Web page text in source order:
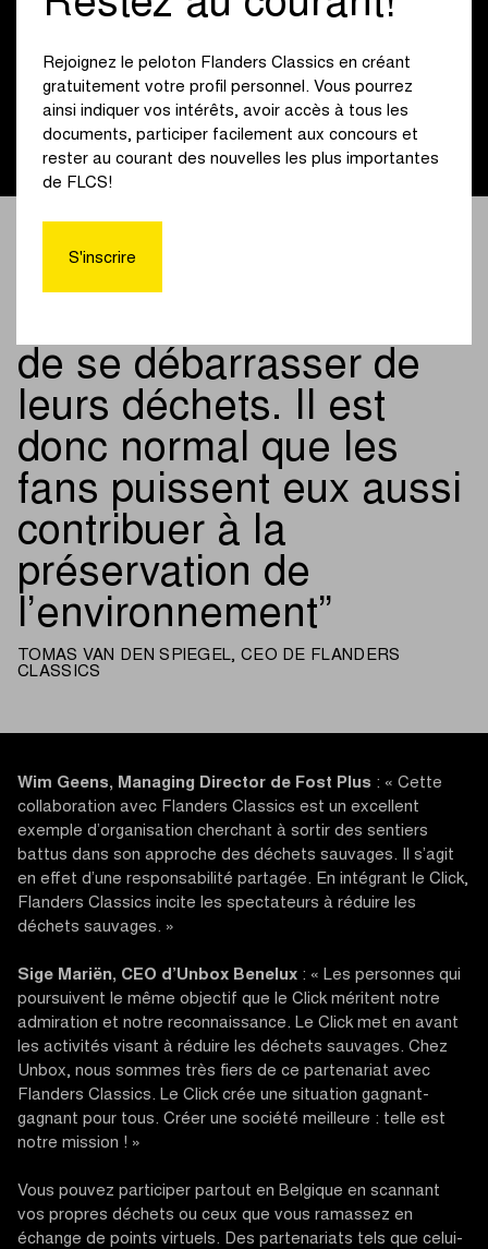
Maillot signé du gagnant / de la gagnante du Tour des
10 t-shirts Vive le Vélo x Flanders Classics
Deux tickets pour le Flanders Gravel Koppenberg
Pour les coureurs et
coureuses, il existe des
de se débarrasser de
leurs déchets. Il est
donc normal que les
fans puissent eux aussi
contribuer à la
préservation de
l’environnement
TOMAS VAN DEN SPIEGEL, CEO DE FLANDERS
CLASSICS
Wim Geens, Managing Director de Fost Plus : « Cette
collaboration avec Flanders Classics est un excellent
exemple d’organisation cherchant à sortir des sentiers
battus dans son approche des déchets sauvages. Il s’agit
en effet d’une responsabilité partagée. En intégrant le Click,
Flanders Classics incite les spectateurs à réduire les
déchets sauvages. »
Sige Mariën, CEO d’Unbox Benelux : « Les personnes qui
poursuivent le même objectif que le Click méritent notre
admiration et notre reconnaissance. Le Click met en avant
les activités visant à réduire les déchets sauvages. Chez
Unbox, nous sommes très fiers de ce partenariat avec
Flanders Classics. Le Click crée une situation gagnant-
gagnant pour tous. Créer une société meilleure : telle est
notre mission ! »
Vous pouvez participer partout en Belgique en scannant
vos propres déchets ou ceux que vous ramassez en
échange de points virtuels. Des partenariats tels que celui-
Rejoignez le peloton Flanders Classics en créant
gratuitement votre profil personnel. Vous pourrez
ainsi indiquer vos intérêts, avoir accès à tous les
documents, participer facilement aux concours et
rester au courant des nouvelles les plus importantes
de FLCS!
S'inscrire